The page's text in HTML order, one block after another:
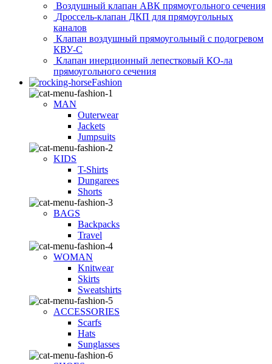
Воздушный клапан АВК прямоугольного сечения
Дроссель-клапан ДКП для прямоугольных
каналов
Клапан воздушный прямоугольный с подогревом
КВУ-С
Клапан инерционный лепестковый КО-ла
прямоугольного сечения
Fashion
MAN
Outerwear
Jackets
Jumpsuits
KIDS
T-Shirts
Dungarees
Shorts
BAGS
Backpacks
Travel
WOMAN
Knitwear
Skirts
Sweatshirts
ACCESSORIES
Scarfs
Hats
Sunglasses